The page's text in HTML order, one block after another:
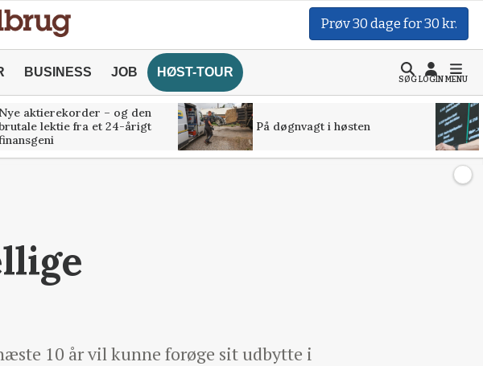
Prøv 30 dage for 30 kr.
BUSINESS JOB HØST-TOUR
SØGLOGINMENU
Nye aktierekorder – og den
lektie fra et 24-årigt
På døgnvagt i høsten
10 år vil kunne forøge sit udbytte i